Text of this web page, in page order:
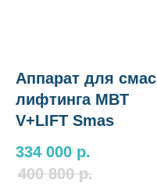
Аппарат для смас
лифтинга MBT
V+LIFT Smas
334 000 р.
400 800 р.